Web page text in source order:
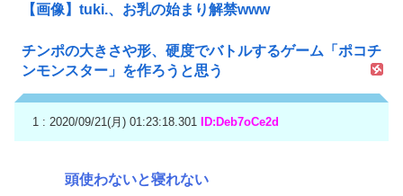
【画像】tuki.、お乳の始まり解禁www
チンポの大きさや形、硬度でバトルするゲーム「ポコチ
ンモンスター」を作ろうと思う
1 : 2020/09/21(月) 01:23:18.301 ID:Deb7oCe2d
頭使わないと寝れない